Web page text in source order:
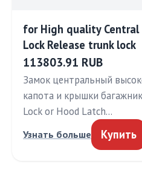
for High quality Central
Lock Release trunk lock
113803.91 RUB
Замок центральный
капота и крышки
Lock or Hood Latch…
Узнать больше Купить